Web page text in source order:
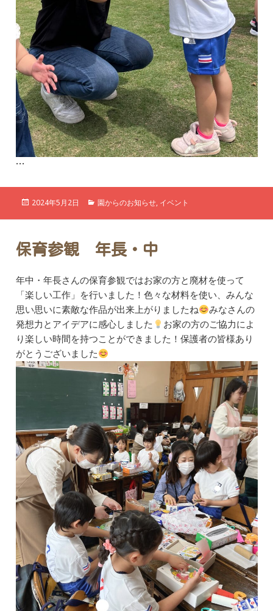
…
投
2024年5月2日
カ
ー
園からのお知らせ, イベント
保育参観 年長・中
年中・年長さんの保育参観ではお家の方と廃材を使って
「楽しい工作」を行いました！ 色々な材料を使い、みんな
思い思いに素敵な作品が出来上がりましたね
みなさんの
発想力とアイデアに感心しました
お家の方のご協力によ
り楽しい時間を持つことができました！保護者の皆様あり
がとうございました